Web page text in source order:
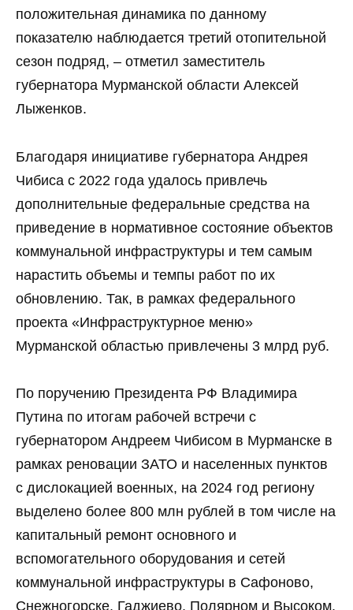
положительная динамика по данному
показателю наблюдается третий отопительной
сезон подряд, – отметил заместитель
губернатора Мурманской области Алексей
Лыженков.
Благодаря инициативе губернатора Андрея
Чибиса c 2022 года удалось привлечь
дополнительные федеральные средства на
приведение в нормативное состояние объектов
коммунальной инфраструктуры и тем самым
нарастить объемы и темпы работ по их
обновлению. Так, в рамках федерального
проекта «Инфраструктурное меню»
Мурманской областью привлечены 3 млрд руб.
По поручению Президента РФ Владимира
Путина по итогам рабочей встречи с
губернатором Андреем Чибисом в Мурманске в
рамках реновации ЗАТО и населенных пунктов
с дислокацией военных, на 2024 год региону
выделено более 800 млн рублей в том числе на
капитальный ремонт основного и
вспомогательного оборудования и сетей
коммунальной инфраструктуры в Сафоново,
Снежногорске, Гаджиево, Полярном и Высоком.